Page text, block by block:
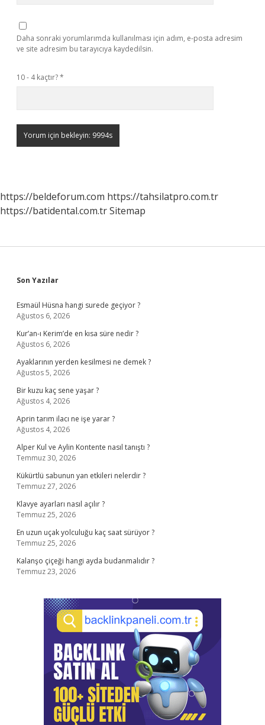
Daha sonraki yorumlarımda kullanılması için adım, e-posta adresim
ve site adresim bu tarayıcıya kaydedilsin.
10 - 4 kaçtır?*
https://beldeforum.com https://tahsilatpro.com.tr
https://batidental.com.trSitemap
Sidebar
Son Yazılar
Esmaül Hüsna hangi surede geçiyor ?
Ağustos 6, 2026
Kur’an-ı Kerim’de en kısa süre nedir ?
Ağustos 6, 2026
Ayaklarının yerden kesilmesi ne demek ?
Ağustos 5, 2026
Bir kuzu kaç sene yaşar ?
Ağustos 4, 2026
Aprin tarım ilacı ne işe yarar ?
Ağustos 4, 2026
Alper Kul ve Aylin Kontente nasıl tanıştı ?
Temmuz 30, 2026
Kükürtlü sabunun yan etkileri nelerdir ?
Temmuz 27, 2026
Klavye ayarları nasıl açılır ?
Temmuz 25, 2026
En uzun uçak yolculuğu kaç saat sürüyor ?
Temmuz 25, 2026
Kalanşo çiçeği hangi ayda budanmalıdır ?
Temmuz 23, 2026